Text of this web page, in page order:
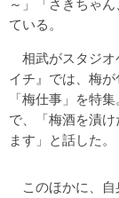
～」「さきちゃ
ている。
相武がスタジオ
イチ』では、梅
「梅仕事」を特
で、「梅酒を漬
ます」と話した。
このほかに、自